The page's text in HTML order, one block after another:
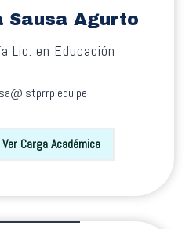
Sausa Agurto
Lic. en Educación
Ver Carga Académica